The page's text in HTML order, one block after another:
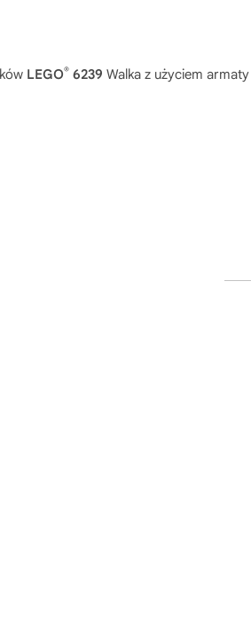
LEGO® 6239 Walka z użyciem armaty